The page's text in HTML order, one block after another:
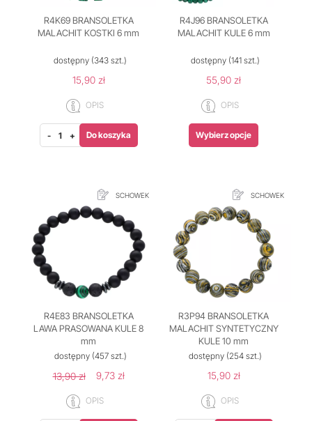
R4K69 BRANSOLETKA
MALACHIT KOSTKI 6 mm
dostępny (343 szt.)
15,90 zł
OPIS
- + Do koszyka
R4J96 BRANSOLETKA
MALACHIT KULE 6 mm
dostępny (141 szt.)
55,90 zł
OPIS
Wybierz opcje
SCHOWEK
R4E83 BRANSOLETKA
LAWA PRASOWANA KULE 8
mm
dostępny(457 szt.)
13,90 zł 9,73 zł
OPIS
SCHOWEK
R3P94 BRANSOLETKA
MALACHIT SYNTETYCZNY
KULE 10 mm
dostępny (254 szt.)
15,90 zł
OPIS